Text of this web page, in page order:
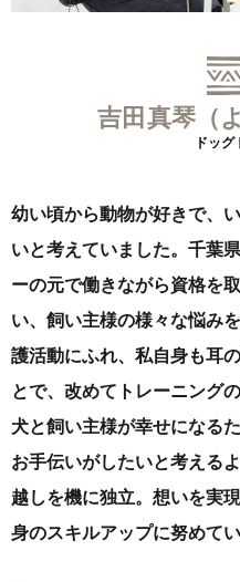
吉田真琴（
ドッ
幼い頃から動物が好きで、
いと考えていました。千葉
ーの元で働きながら資格を
い、飼い主様の様々な悩み
護活動にふれ、私自身も耳
とで、改めてトレーニング
犬と飼い主様が幸せになる
お手伝いがしたいと考える
越しを機に独立。想いを実
身のスキルアップに努めてい